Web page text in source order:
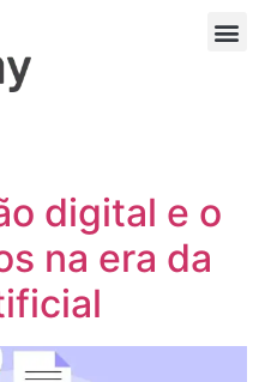
digital e o
na era da